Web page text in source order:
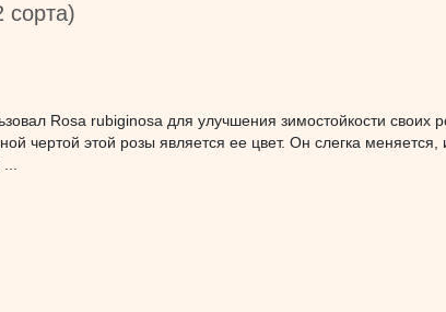
сорта)
Rosa rubiginosa для улучшения зимостойкости своих
чертой этой розы является ее цвет. Он слегка
...